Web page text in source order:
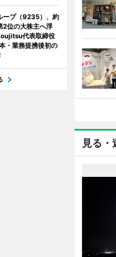
見る・
ープ（9235）、約
2位の大株主へ浮
代表取締役
・業務提携後初の